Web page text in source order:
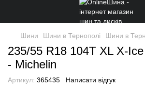
Шини Шини в Тернополі Шини в
235/55 R18 104T XL X-
- Michelin
Артикул: 365435 Написати відгук